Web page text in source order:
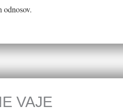
odnosov.
VAJE